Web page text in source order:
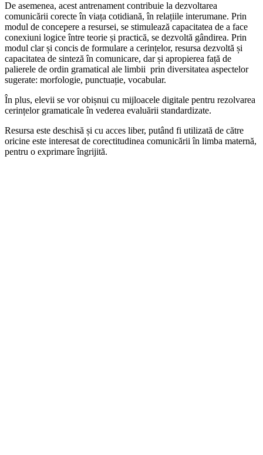
De asemenea, acest antrenament contribuie la dezvoltarea
comunicării corecte în viața cotidiană, în relațiile interumane. Prin
modul de concepere a resursei, se stimulează capacitatea de a face
conexiuni logice între teorie și practică, se dezvoltă gândirea. Prin
modul clar și concis de formulare a cerințelor, resursa dezvoltă și
capacitatea de sinteză în comunicare, dar și apropierea față de
palierele de ordin gramatical ale limbii prin diversitatea aspectelor
sugerate: morfologie, punctuație, vocabular.
În plus, elevii se vor obișnui cu mijloacele digitale pentru rezolvarea
cerințelor gramaticale în vederea evaluării standardizate.
Resursa este deschisă și cu acces liber, putând fi utilizată de către
oricine este interesat de corectitudinea comunicării în limba maternă,
pentru o exprimare îngrijită.